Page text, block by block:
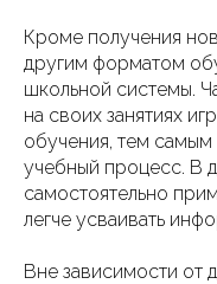
Кроме получения
другим форматом
школьной системы.
на своих занятиях
обучения, тем
учебный процесс. В
самостоятельно
легче усваивать
Вне зависимости от